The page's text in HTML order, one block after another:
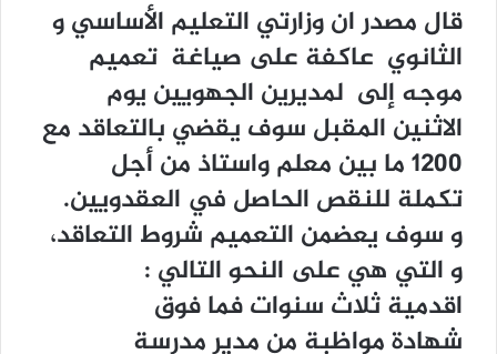
قال مصدر ان وزارتي التعليم الأساسي و
الثانوي عاكفة على صياغة تعميم
موجه إلى لمديرين الجهويين يوم
الاثنين المقبل سوف يقضي بالتعاقد مع
1200 ما بين معلم واستاذ من أجل
تكملة للنقص الحاصل في العقدويين.
و سوف يعضمن التعميم شروط التعاقد،
و التي هي على النحو التالي :
اقدمية ثلاث سنوات فما فوق
شهادة مواظبة من مدير مدرسة